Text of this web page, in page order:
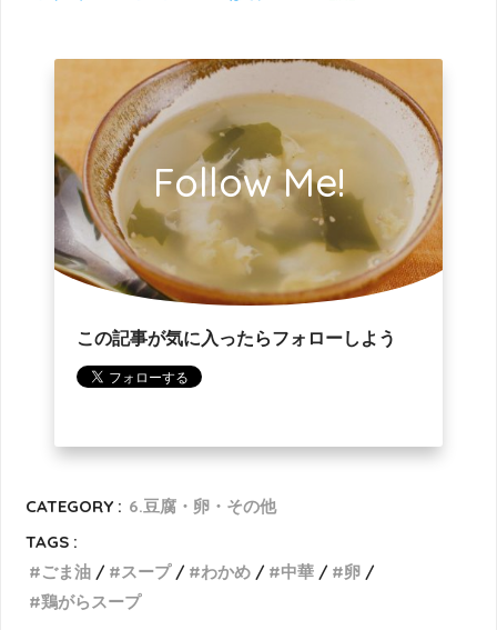
Follow Me!
この記事が気に入ったらフォローしよう
CATEGORY : 6.豆腐・卵・その他
TAGS :
ごま油
スープ わかめ 中華
卵
鶏がらスープ